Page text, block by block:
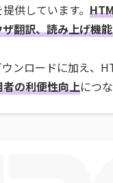
供しています。
翻訳、読み上げ機
ンロードに加え、
者の利便性向上につ